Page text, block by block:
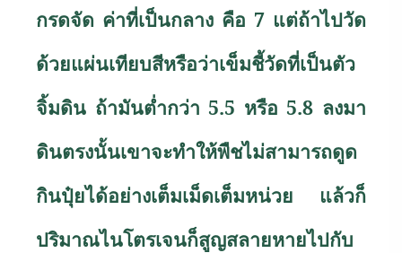
กรดจัด ค่าที่เป็นกลาง คือ 7 แต่ถ้าไปวัด
ด้วยแผ่นเทียบสีหรือว่าเข็มชี้วัดที่เป็นตัว
จิ้มดิน ถ้ามันต่ำกว่า 5.5 หรือ 5.8 ลงมา
ดินตรงนั้นเขาจะทำให้พืชไม่สามารถดูด
กินปุ๋ยได้อย่างเต็มเม็ดเต็มหน่วย แล้วก็
ปริมาณไนโตรเจนก็สูญสลายหายไปกับ